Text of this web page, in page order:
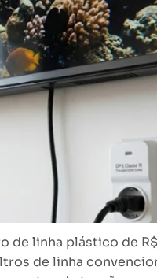
de linha plástico de
de linha